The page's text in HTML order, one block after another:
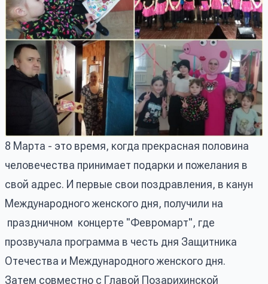
8 Марта - это время, когда прекрасная половина
человечества принимает подарки и пожелания в
свой адрес. И первые свои поздравления, в канун
Международного женского дня, получили на
праздничном концерте "Февромарт", где
прозвучала программа в честь дня Защитника
Отечества и Международного женского дня.
Затем совместно с Главой Позарихинской